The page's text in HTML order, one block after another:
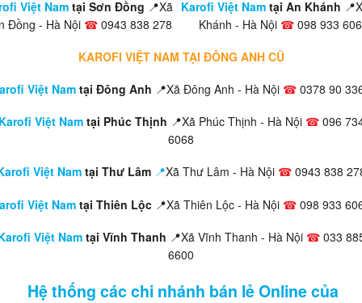
Việt Nam tại Sơn Đồng 📍Xã
Đồng - Hà Nội ☎ 0943 838 278
Karofi Việt Nam tại An Khánh
Khánh - Hà Nội ☎ 098 933
KAROFI VIỆT NAM TẠI ĐÔNG ANH CŨ
Việt Nam tại Đông Anh 📍Xã Đông Anh - Hà Nội ☎ 0378 90
Việt Namtại Phúc Thịnh 📍Xã Phúc Thịnh - Hà Nội ☎096
6068
Việt Namtại Thư Lâm 📍Xã Thư Lâm - Hà Nội ☎ 0943 838
Việt Nam tại Thiên Lộc 📍Xã Thiên Lộc - Hà Nội ☎ 098 933
Việt Namtại Vĩnh Thanh 📍Xã Vĩnh Thanh - Hà Nội ☎033
6600
Hệ thống các chi nhánh bán lẻ Online của